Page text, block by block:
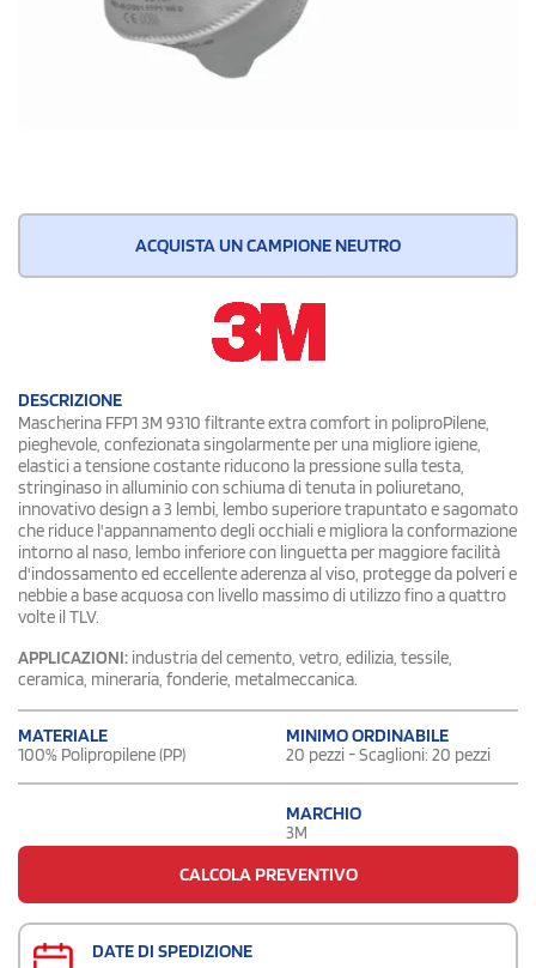
ACQUISTA UN CAMPIONE NEUTRO
DESCRIZIONE
Mascherina FFP1 3M 9310 filtrante extra comfort in poliproPilene,
pieghevole, confezionata singolarmente per una migliore igiene,
elastici a tensione costante riducono la pressione sulla testa,
stringinaso in alluminio con schiuma di tenuta in poliuretano,
innovativo design a 3 lembi, lembo superiore trapuntato e sagomato
che riduce l'appannamento degli occhiali e migliora la conformazione
intorno al naso, lembo inferiore con linguetta per maggiore facilità
d'indossamento ed eccellente aderenza al viso, protegge da polveri e
nebbie a base acquosa con livello massimo di utilizzo fino a quattro
volte il TLV.
APPLICAZIONI: industria del cemento, vetro, edilizia, tessile,
ceramica, mineraria, fonderie, metalmeccanica.
MATERIALE
100% Polipropilene (PP)
MINIMO ORDINABILE
20 pezzi - Scaglioni: 20 pezzi
MARCHIO
3M
CALCOLA PREVENTIVO
DATE DI SPEDIZIONE